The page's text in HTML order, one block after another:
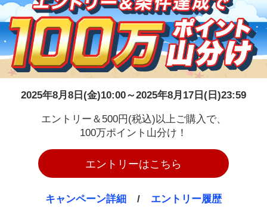
2025年8月8日(金)10:00～2025年8月17日(日)23:59
エントリー＆500円(税込)以上ご購入で、
100万ポイント山分け！
エントリーはこちら
キャンペーン詳細 / エントリー履歴